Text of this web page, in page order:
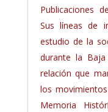
Publicaciones
Sus líneas de
estudio de la
durante la
relación que
los
Memoria